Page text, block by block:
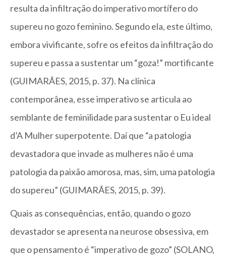
resulta da infiltração do imperativo mortífero do
supereu no gozo feminino. Segundo ela, este último,
embora vivificante, sofre os efeitos da infiltração do
supereu e passa a sustentar um “goza!” mortificante
(GUIMARÃES, 2015, p. 37). Na clínica
contemporânea, esse imperativo se articula ao
semblante de feminilidade para sustentar o Eu ideal
d’A Mulher superpotente. Daí que “a patologia
devastadora que invade as mulheres não é uma
patologia da paixão amorosa, mas, sim, uma patologia
do supereu” (GUIMARÃES, 2015, p. 39).
Quais as consequências, então, quando o gozo
devastador se apresenta na neurose obsessiva, em
que o pensamento é “imperativo de gozo” (SOLANO,